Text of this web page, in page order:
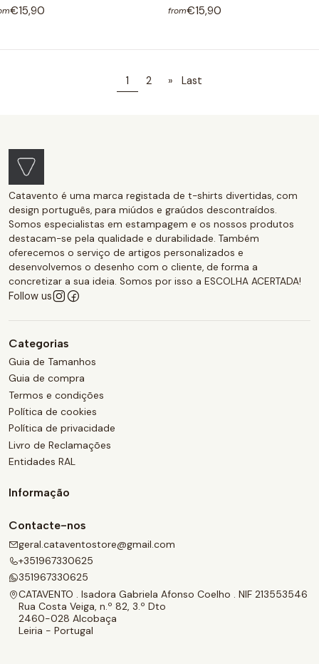
€15,90 from€15,90
1 2 » Last
Catavento é uma marca registada de t-shirts divertidas, com
design português, para miúdos e graúdos descontraídos.
Somos especialistas em estampagem e os nossos produtos
destacam-se pela qualidade e durabilidade. Também
oferecemos o serviço de artigos personalizados e
desenvolvemos o desenho com o cliente, de forma a
concretizar a sua ideia. Somos por isso a ESCOLHA ACERTADA!
Follow us
Categorias
Guia de Tamanhos
Guia de compra
Termos e condições
Política de cookies
Política de privacidade
Livro de Reclamações
Entidades RAL
Informação
Contacte-nos
geral.cataventostore@gmail.com
+351967330625
351967330625
CATAVENTO . Isadora Gabriela Afonso Coelho . NIF 213553546
Rua Costa Veiga, n.º 82, 3.º Dto
2460-028 Alcobaça
Leiria - Portugal